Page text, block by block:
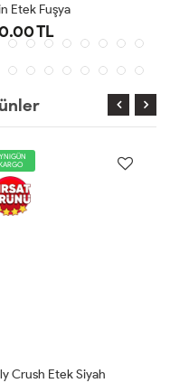
Etek Fuşya
TL
Crush Etek Siyah